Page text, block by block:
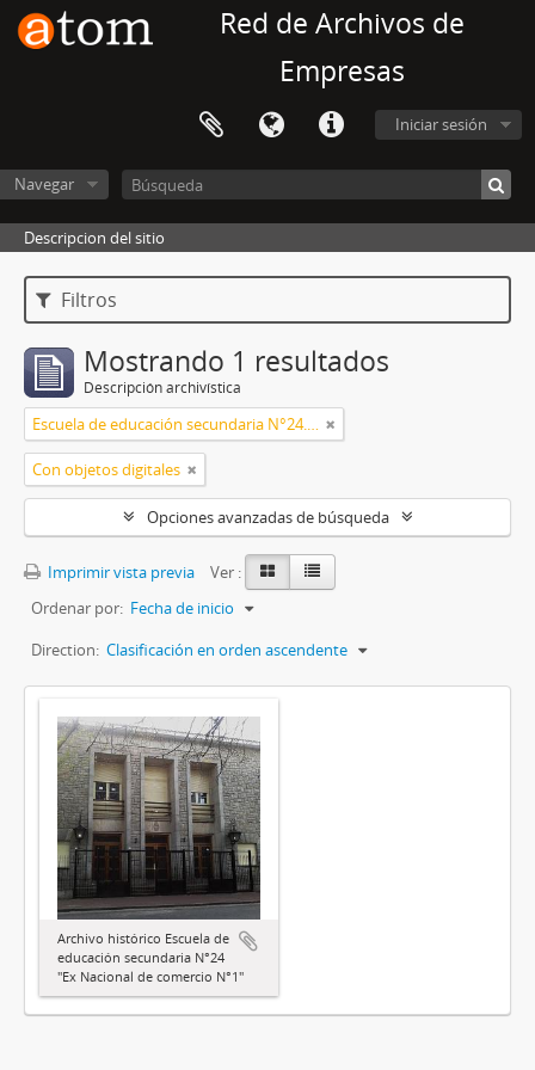
Red de Archivos de
Empresas
Iniciar sesión
Navegar
Descripcion del sitio
Filtros
Mostrando 1 resultados
Descripción archivística
Escuela de educación secundaria N°24. Archivo histórico
Con objetos digitales
Opciones avanzadas de búsqueda
Imprimir vista previa
Ver :
Ordenar por: Fecha de inicio
Direction: Clasificación en orden ascendente
Archivo histórico Escuela de
educación secundaria N°24
"Ex Nacional de comercio N°1"